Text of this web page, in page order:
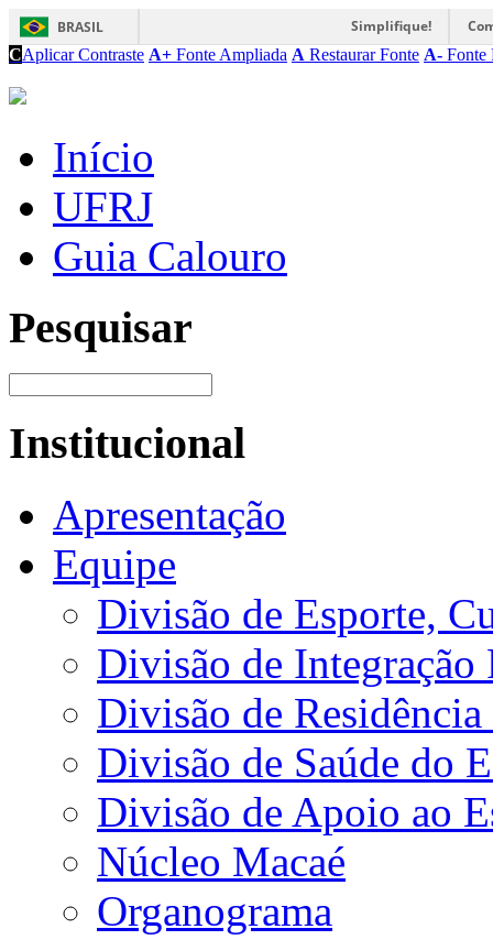
BRASIL Simplifique!
CAplicar Contraste A+ Fonte Ampliada A Restaurar Fonte A- Fonte
Início
UFRJ
Guia Calouro
Pesquisar
Institucional
Apresentação
Equipe
Divisão de Esporte,
Divisão de Integração
Divisão de
Divisão de Saúde do
Divisão de Apoio ao
Núcleo Macaé
Organograma